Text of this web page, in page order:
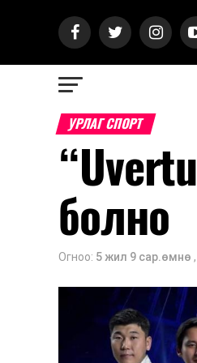
УРЛАГ СПОРТ
болно
Огноо: 5 жил 9 сар.өмнө ,